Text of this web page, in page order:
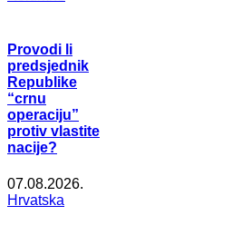
Provodi li
predsjednik
Republike
“crnu
operaciju”
protiv vlastite
nacije?
07.08.2026.
Hrvatska